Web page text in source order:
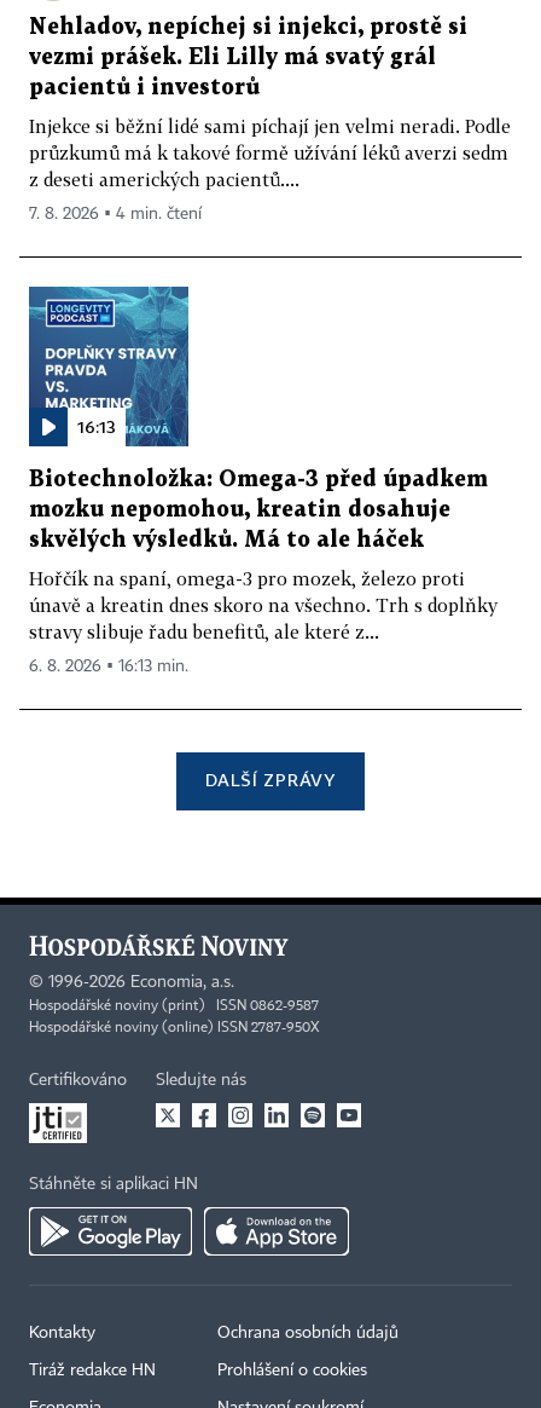
Nehladov, nepíchej si injekci, prostě si
vezmi prášek. Eli Lilly má svatý grál
pacientů i investorů
Injekce si běžní lidé sami píchají jen velmi neradi. Podle
průzkumů má k takové formě užívání léků averzi sedm
z deseti amerických pacientů....
7. 8. 2026 ▪ 4 min. čtení
16:13
Biotechnoložka: Omega-3 před úpadkem
mozku nepomohou, kreatin dosahuje
skvělých výsledků. Má to ale háček
Hořčík na spaní, omega-3 pro mozek, železo proti
únavě a kreatin dnes skoro na všechno. Trh s doplňky
stravy slibuje řadu benefitů, ale které z...
6. 8. 2026 ▪ 16:13 min.
DALŠÍ ZPRÁVY
© 1996-2026 Economia, a.s.
Hospodářské noviny (print) ISSN 0862-9587
Hospodářské noviny (online) ISSN 2787-950X
Certifikováno Sledujte nás
Stáhněte si aplikaci HN
Kontakty
Tiráž redakce HN
Ochrana osobních údajů
Prohlášení o cookies